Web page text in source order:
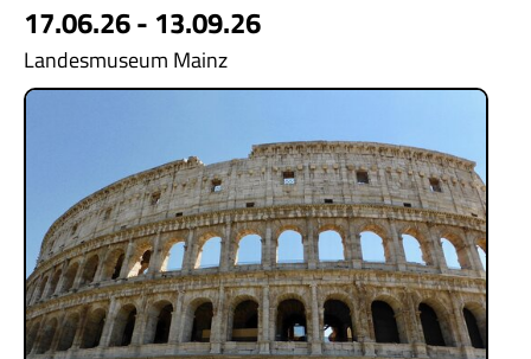
17.06.26 - 13.09.26
Landesmuseum Mainz